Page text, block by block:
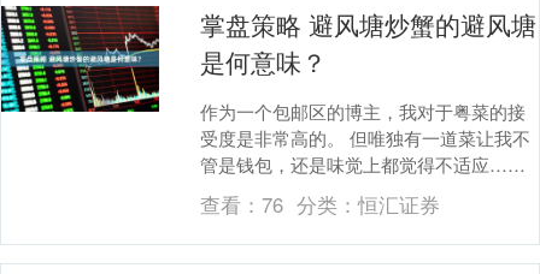
掌盘策略 避风塘炒蟹的避风塘
是何意味？
作为一个包邮区的博主，我对于粤菜的接
受度是非常高的。 但唯独有一道菜让我不
管是钱包，还是味觉上都觉得不适应……
那就是——避风塘炒蟹！ 如果我说的不
对，那么麻烦....
查看：76 分类：恒汇证券